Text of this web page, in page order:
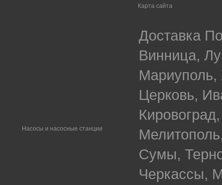
Карта сайта
Насосы и насосные станции
Доставка
Винница,
Церковь,
Сумы,
Черкассы,